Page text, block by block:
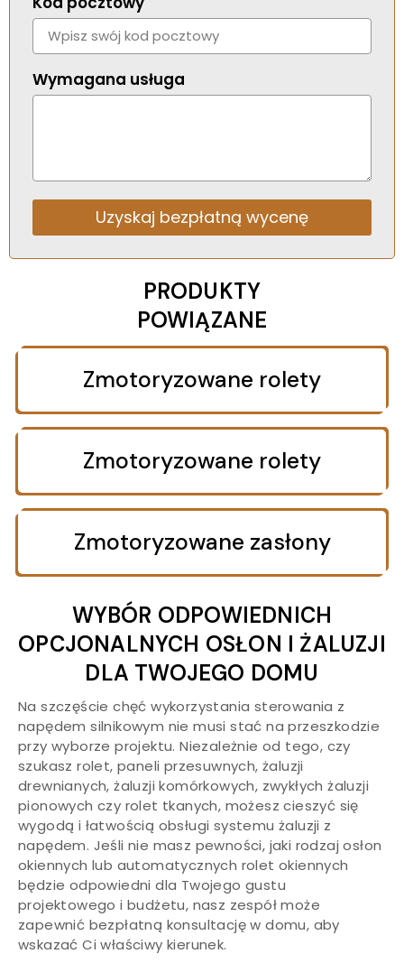
jakiego potrzebuje.
Wymagana usługa
Uzyskaj bezpłatną wycenę
PRODUKTY
POWIĄZANE
Zmotoryzowane rolety
Zmotoryzowane rolety
Zmotoryzowane zasłony
WYBÓR ODPOWIEDNICH
OPCJONALNYCH OSŁON I ŻALUZJI
DLA TWOJEGO DOMU
Na szczęście chęć wykorzystania sterowania z
napędem silnikowym nie musi stać na przeszkodzie
przy wyborze projektu. Niezależnie od tego, czy
szukasz rolet, paneli przesuwnych, żaluzji
drewnianych, żaluzji komórkowych, zwykłych żaluzji
pionowych czy rolet tkanych, możesz cieszyć się
wygodą i łatwością obsługi systemu żaluzji z
napędem. Jeśli nie masz pewności, jaki rodzaj osłon
okiennych lub automatycznych rolet okiennych
będzie odpowiedni dla Twojego gustu
projektowego i budżetu, nasz zespół może
zapewnić bezpłatną konsultację w domu, aby
wskazać Ci właściwy kierunek.